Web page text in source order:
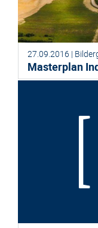
27.09.2016 |
Masterplan